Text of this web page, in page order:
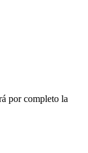
por completo la